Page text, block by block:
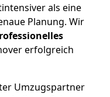
als eine
Planung. Wir
erfolgreich
Umzugspartner